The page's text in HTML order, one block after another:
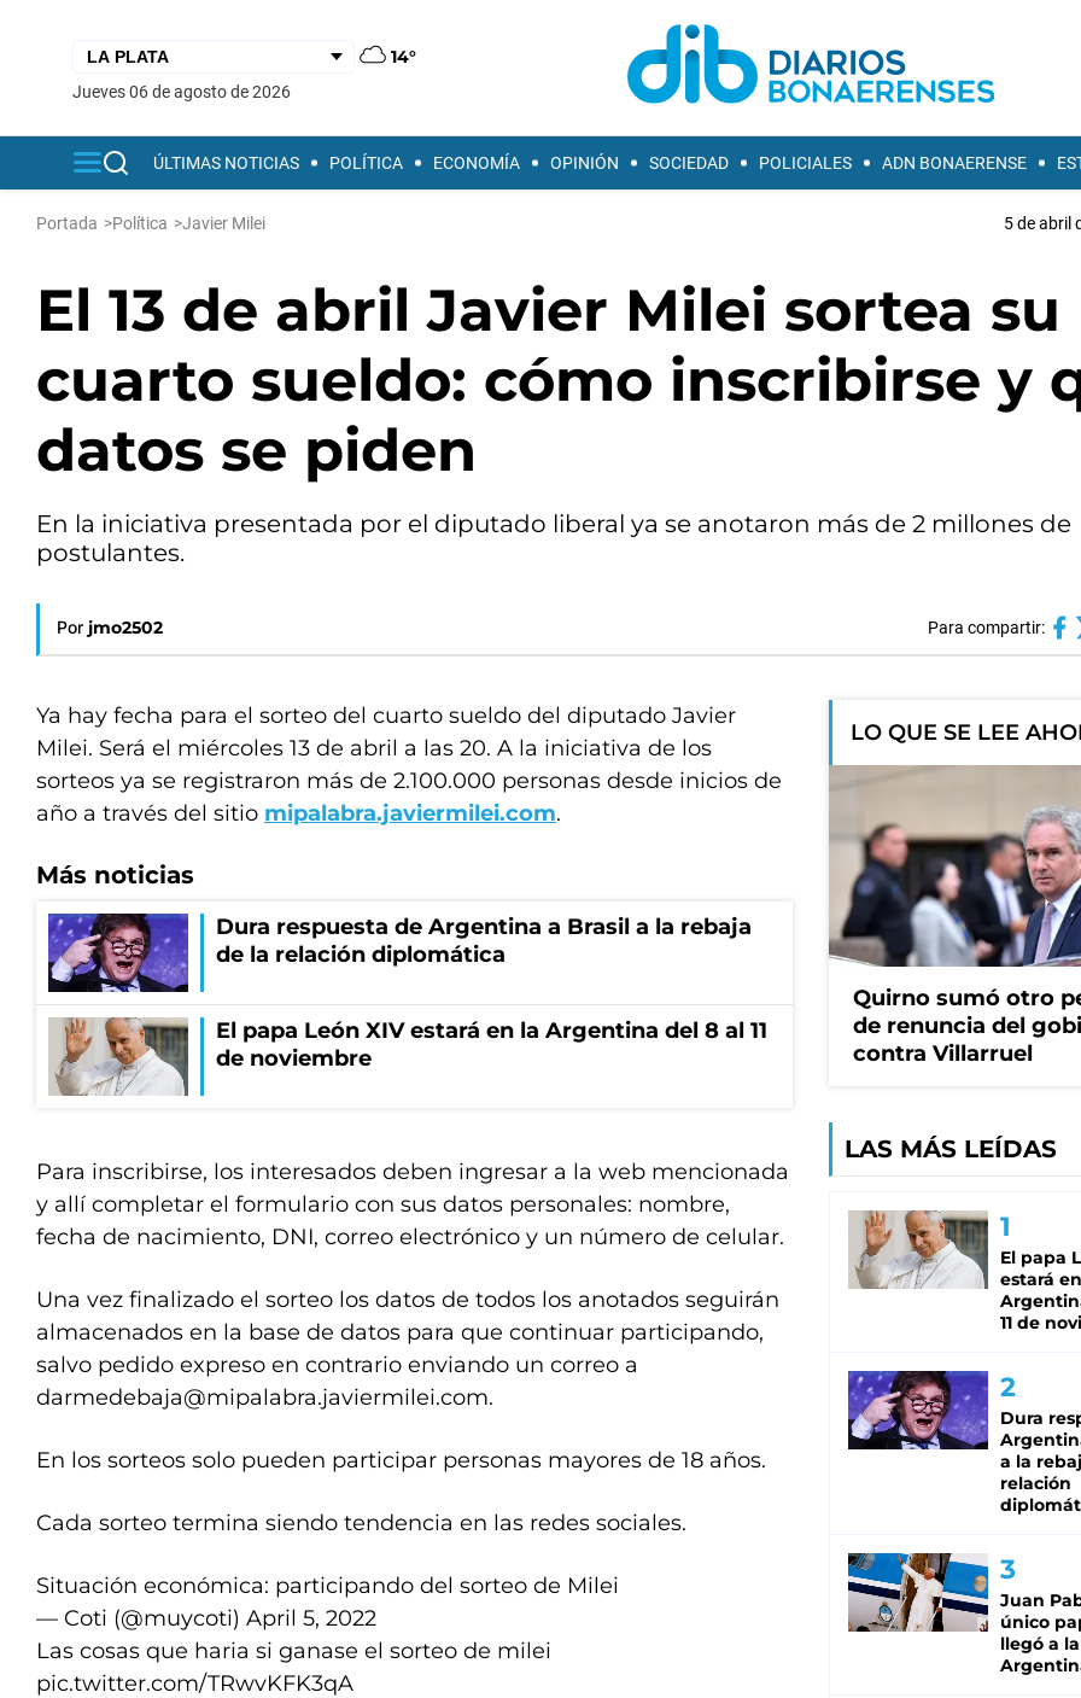
14°
jueves 06 de agosto de 2026
ÚLTIMAS NOTICIAS POLÍTICA ECONOMÍA OPINIÓN SOCIEDAD POLICIALES ADN BONAERENSE
Portada >Política >Javier Milei 5 de abril
El 13 de abril Javier Milei sortea su
cuarto sueldo: cómo inscribirse y
datos se piden
En la iniciativa presentada por el diputado liberal ya se anotaron más de 2 millones de
postulantes.
Por jmo2502 Para compartir:
Ya hay fecha para el sorteo del cuarto sueldo del diputado Javier
Milei. Será el miércoles 13 de abril a las 20. A la iniciativa de los
sorteos ya se registraron más de 2.100.000 personas desde inicios de
año a través del sitio mipalabra.javiermilei.com.
Más noticias
Dura respuesta de Argentina a Brasil a la rebaja
de la relación diplomática
El papa León XIV estará en la Argentina del 8 al 11
de noviembre
Para inscribirse, los interesados deben ingresar a la web mencionada
y allí completar el formulario con sus datos personales: nombre,
fecha de nacimiento, DNI, correo electrónico y un número de celular.
Una vez finalizado el sorteo los datos de todos los anotados seguirán
almacenados en la base de datos para que continuar participando,
salvo pedido expreso en contrario enviando un correo a
darmedebaja@mipalabra.javiermilei.com.
En los sorteos solo pueden participar personas mayores de 18 años.
Cada sorteo termina siendo tendencia en las redes sociales.
Situación económica: participando del sorteo de Milei
— Coti (@muycoti) April 5, 2022
Las cosas que haria si ganase el sorteo de milei
pic.twitter.com/TRwvKFK3qA
LO QUE SE LEE
Quirno sumó otro
de renuncia del
contra Villarruel
LAS MÁS LEÍDAS
El papa
estará
11 de
Dura
a la
relación
Juan
único
llegó a la